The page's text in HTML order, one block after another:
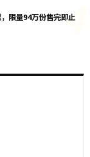
限量94万份售完即止
4